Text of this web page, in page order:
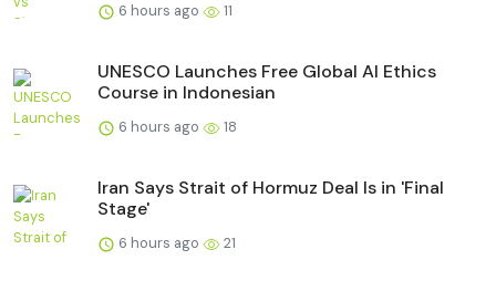
6 hours ago 11
UNESCO Launches Free Global AI Ethics
Course in Indonesian
6 hours ago 18
Iran Says Strait of Hormuz Deal Is in 'Final
Stage'
6 hours ago 21